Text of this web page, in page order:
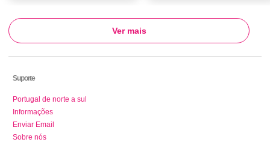
Ver mais
Suporte
Portugal de norte a sul
Informações
Enviar Email
Sobre nós